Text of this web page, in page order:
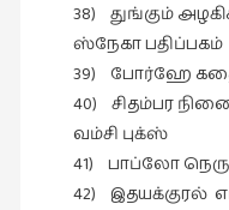
38) துங்கும்
ஸ்நேகா பதிப்பகம்
39) போர்ஹே
40) சிதம்பர
வம்சி புக்ஸ்
41) பாப்லோ
42) இதயக்குரல்